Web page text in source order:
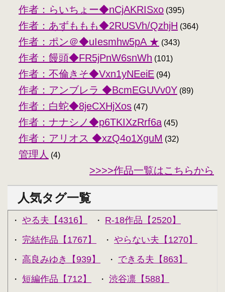
作者：らいちょー◆nCjAKRISxo (395)
作者：あずももも◆2RUSVh/QzhjH (364)
作者：ポン＠◆uIesmhw5pA ★ (343)
作者：饅頭◆FR5jPnW6snWh (101)
作者：不倫きそ◆Vxn1yNEeiE (94)
作者：アンブレラ ◆BcmEGUVv0Y (89)
作者：白蛇◆8jeCXHjXos (47)
作者：ナナシノ◆p6TKIXzRrf6a (45)
作者：アリオス ◆xzQ4o1XguM (32)
管理人 (4)
>>>>作品一覧はこちらから
人気タグ一覧
・ やる夫【4316】 ・ R-18作品【2520】
・ 完結作品【1767】 ・ やらない夫【1270】
・ 高良みゆき【939】 ・ できる夫【863】
・ 短編作品【712】 ・ 渋谷凛【588】